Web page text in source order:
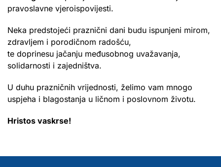
pravoslavne vjeroispovijesti.
Neka predstojeći praznični dani budu ispunjeni mirom,
zdravljem i porodičnom radošću,
te doprinesu jačanju međusobnog uvažavanja,
solidarnosti i zajedništva.
U duhu prazničnih vrijednosti, želimo vam mnogo
uspjeha i blagostanja u ličnom i poslovnom životu.
Hristos vaskrse!